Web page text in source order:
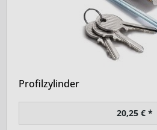
Profilzylinder
20,25 € *